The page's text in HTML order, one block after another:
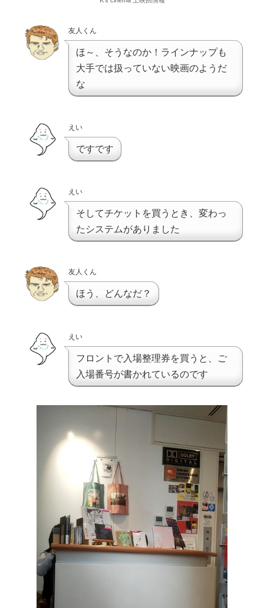
友人くん
ほ～、そうなのか！ラインナップも
大手では扱っていない映画のようだ
な
えい
ですです
えい
そしてチケットを買うとき、変わっ
たシステムがありました
友人くん
ほう、どんなだ？
えい
フロントで入場整理券を買うと、ご
入場番号が書かれているのです